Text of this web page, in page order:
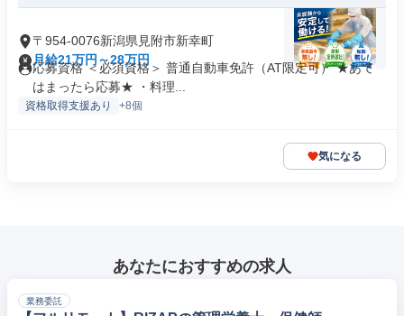
〒954-0076新潟県見附市新幸町
月給21万円～28万円
応募資格 ＜必須資格＞ 普通自動車免許（AT限定可） ★あて
はまったら応募★ ・料理...
資格取得支援あり +8個
気になる
あなたにおすすめの求人
業務委託